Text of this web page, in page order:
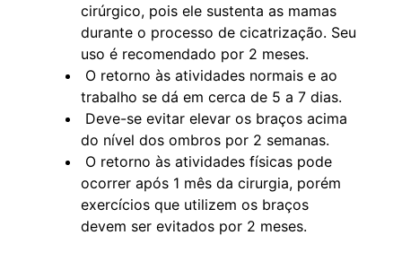
cirúrgico, pois ele sustenta as mamas
durante o processo de cicatrização. Seu
uso é recomendado por 2 meses.
O retorno às atividades normais e ao
trabalho se dá em cerca de 5 a 7 dias.
Deve-se evitar elevar os braços acima
do nível dos ombros por 2 semanas.
O retorno às atividades físicas pode
ocorrer após 1 mês da cirurgia, porém
exercícios que utilizem os braços
devem ser evitados por 2 meses.